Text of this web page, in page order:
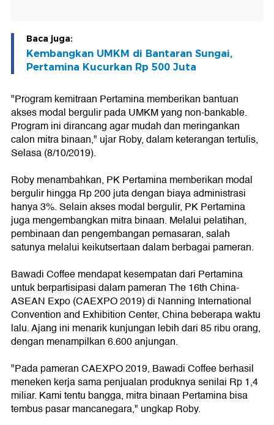
Baca juga:
Kembangkan UMKM di Bantaran Sungai,
Pertamina Kucurkan Rp 500 Juta
"Program kemitraan Pertamina memberikan bantuan
akses modal bergulir pada UMKM yang non-bankable.
Program ini dirancang agar mudah dan meringankan
calon mitra binaan," ujar Roby, dalam keterangan tertulis,
Selasa (8/10/2019).
Roby menambahkan, PK Pertamina memberikan modal
bergulir hingga Rp 200 juta dengan biaya administrasi
hanya 3%. Selain akses modal bergulir, PK Pertamina
juga mengembangkan mitra binaan. Melalui pelatihan,
pembinaan dan pengembangan pemasaran, salah
satunya melalui keikutsertaan dalam berbagai pameran.
Bawadi Coffee mendapat kesempatan dari Pertamina
untuk berpartisipasi dalam pameran The 16th China-
ASEAN Expo (CAEXPO 2019) di Nanning International
Convention and Exhibition Center, China beberapa waktu
lalu. Ajang ini menarik kunjungan lebih dari 85 ribu orang,
dengan menampilkan 6.600 anjungan.
"Pada pameran CAEXPO 2019, Bawadi Coffee berhasil
meneken kerja sama penjualan produknya senilai Rp 1,4
miliar. Kami tentu bangga, mitra binaan Pertamina bisa
tembus pasar mancanegara," ungkap Roby.